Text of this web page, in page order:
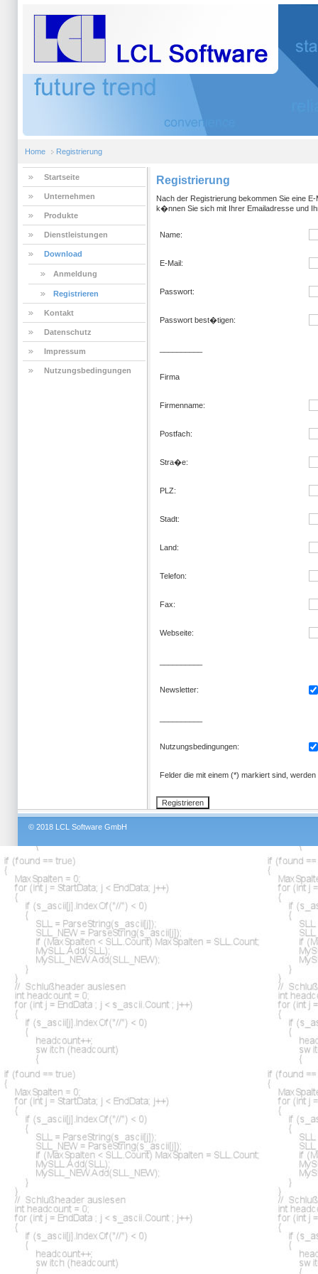
Home Registrierung
Registrierung
Nach der Registrierung bekommen Sie eine
k�nnen Sie sich mit Ihrer Emailadresse und
Name:
E-Mail:
Passwort:
Passwort best�tigen:
Firma
Firmenname:
Postfach:
Stra�e:
PLZ:
Stadt:
Land:
Telefon:
Fax:
Webseite:
Newsletter:
Nutzungsbedingungen:
Felder die mit einem (*) markiert sind,
Startseite
Unternehmen
Produkte
Dienstleistungen
Download
Anmeldung
Registrieren
Kontakt
Datenschutz
Impressum
Nutzungsbedingungen
© 2018 LCL Software GmbH